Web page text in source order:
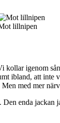
lillnipen
igenom
ibland, att
med mer
enda